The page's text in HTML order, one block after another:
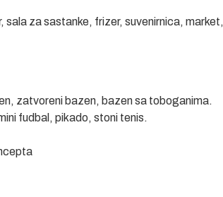
za sastanke, frizer, suvenirnica, market,
zatvoreni bazen, bazen sa toboganima.
fudbal, pikado, stoni tenis.